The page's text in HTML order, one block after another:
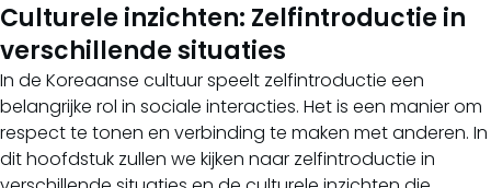
Culturele inzichten: Zelfintroductie in
verschillende situaties
In de Koreaanse cultuur speelt zelfintroductie een
belangrijke rol in sociale interacties. Het is een manier om
respect te tonen en verbinding te maken met anderen. In
dit hoofdstuk zullen we kijken naar zelfintroductie in